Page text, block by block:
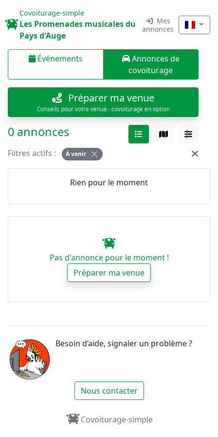
Covoiturage-simple
Les Promenades musicales du
Pays d'Auge
Mes
annonces
Événements
Annonces de
covoiturage
Préparer ma venue
Conseils pour votre venue · covoiturage en option
0 annonces
Filtres actifs : À venir
Rien pour le moment
Pas d'annonce pour le moment !
Préparer ma venue
Besoin d’aide, signaler un problème ?
Nous contacter
Covoiturage-simple